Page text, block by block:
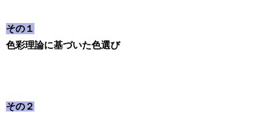
その１
色彩理論に基づいた色選び
その２